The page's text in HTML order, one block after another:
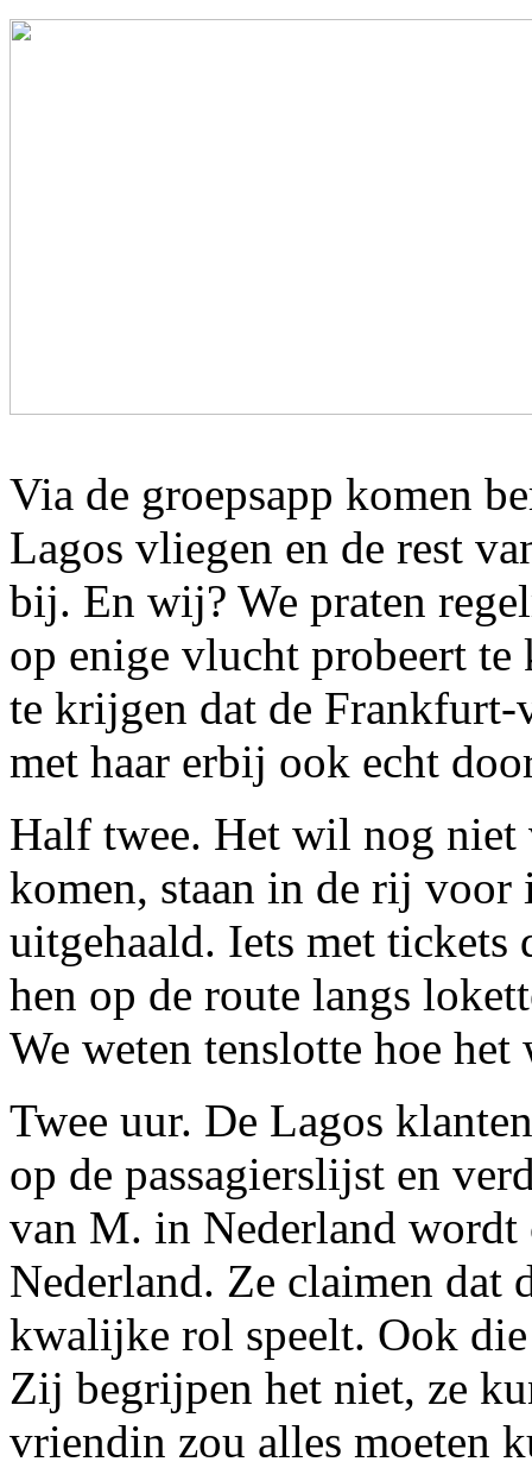
Via de groepsapp komen
Lagos vliegen en de rest
bij. En wij? We praten
op enige vlucht probeert
te krijgen dat de Frankfurt-
met haar erbij ook echt
Half twee. Het wil nog niet
komen, staan in de rij voor
uitgehaald. Iets met tickets
hen op de route langs
We weten tenslotte hoe het
Twee uur. De Lagos
op de passagierslijst en
van M. in Nederland
Nederland. Ze claimen dat
kwalijke rol speelt. Ook
Zij begrijpen het niet, ze
vriendin zou alles moeten